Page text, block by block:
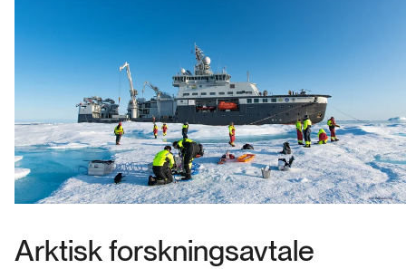
Arktisk forskningsavtale